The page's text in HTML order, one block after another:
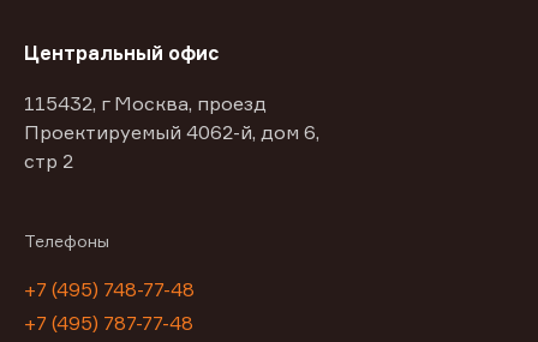
Центральный офис
115432, г Москва, проезд
Проектируемый 4062-й, дом 6,
стр 2
Телефоны
+7 (495) 748-77-48
+7 (495) 787-77-48